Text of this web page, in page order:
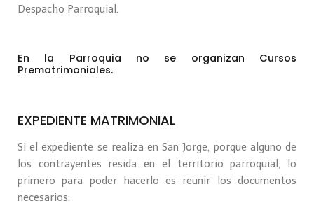
Despacho Parroquial.
En la Parroquia no se organizan Cursos
Prematrimoniales.
EXPEDIENTE MATRIMONIAL
Si el expediente se realiza en San Jorge, porque alguno de
los contrayentes resida en el territorio parroquial, lo
primero para poder hacerlo es reunir los documentos
necesarios: